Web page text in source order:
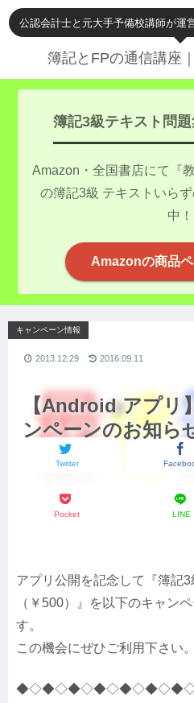
公認会計士と元大手予備校講師が運
簿記とFPの通信講座
簿記3級テキスト問
Amazon・全国書店にて『
の簿記3級 テキストいら
中！
Amazonの商品
【Android アプリ
ンペーンのお知ら
キャンペーン情報
Twitter
Pocket LINE
2016.09.11
2013.12.29
アプリ公開を記念して『簿記3
（￥500）』を以下のキャン
す。
この機会にぜひご利用下さい。